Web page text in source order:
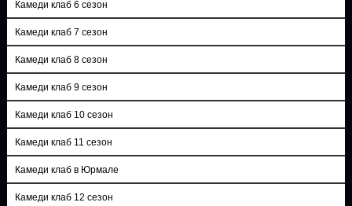
Камеди клаб 6 сезон
Камеди клаб 7 сезон
Камеди клаб 8 сезон
Камеди клаб 9 сезон
Камеди клаб 10 сезон
Камеди клаб 11 сезон
Камеди клаб в Юрмале
Камеди клаб 12 сезон